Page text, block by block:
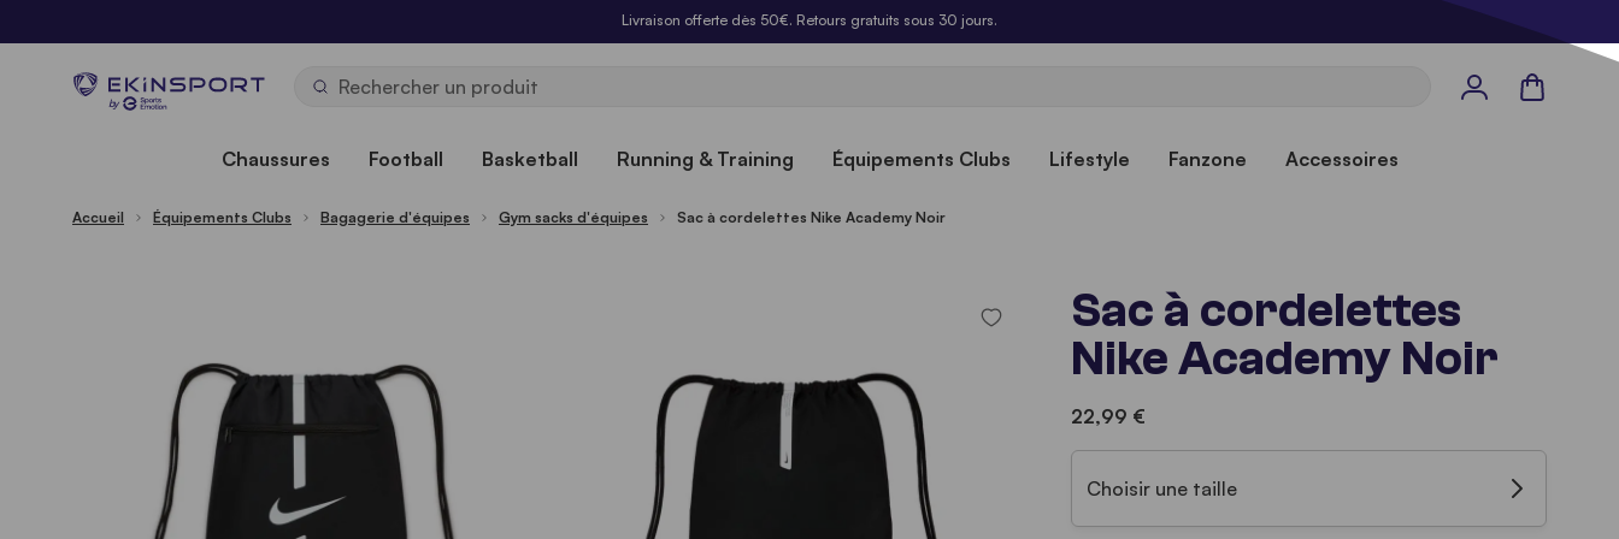
Livraison offerte dès 50€. Retours gratuits sous 30 jours.
by
Panier
Chaussures Football Basketball Running & Training Équipements Clubs Lifestyle Fanzone Accessoires
Accueil Équipements Clubs Bagagerie d'équipes Gym sacks d'équipes Sac à cordelettes Nike Academy Noir
Sac à cordelettes
Nike Academy Noir
22,99 €
Choisir une taille